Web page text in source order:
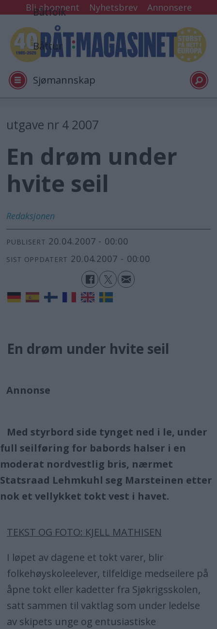
Bli abonnent Nyhetsbrev Annonsere
Båtfolk
Båttur
Sjømannskap
Arkiv
Video
utgave nr 4 2007
En drøm under
hvite seil
Redaksjonen
PUBLISERT 20.04.2007 - 00:00
SIST OPPDATERT 20.04.2007 - 00:00
En drøm under hvite seil
Annonse
Med styrbord side tynget ned i le, under
full seilføring for babords halser i en
moderat nordvestlig bris, nærmet
Statsraad Lehmkuhl seg Marsteinen etter
nok et vellykket tokt vest i havet.
TEKST OG FOTO: KJELL MATHISEN
I løpet av dagene et tokt varer, blir
folkehøyskoleelever, tilfeldige medseilere på
åpne tokt eller kadetter fra Sjøkrigsskolen,
satt sammen til vaktlag som under ledelse
av skipets unge og entusiastiske